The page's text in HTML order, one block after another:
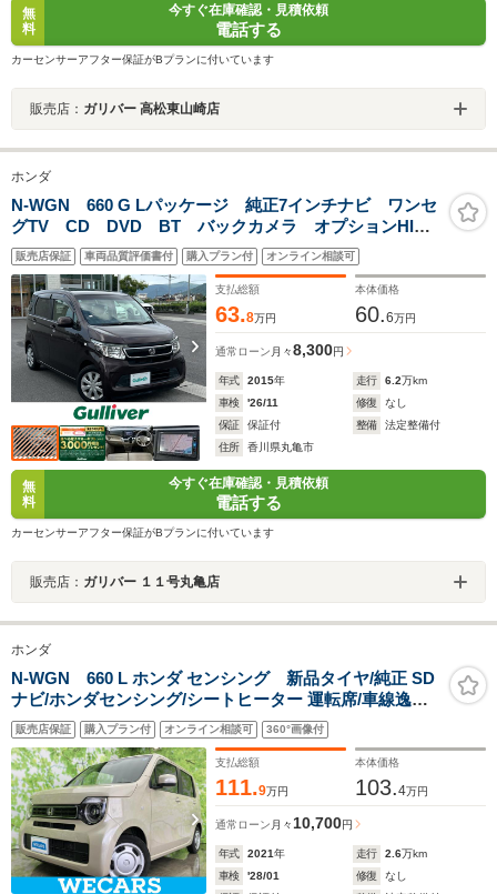
無
料
今すぐ在庫確認・見積依頼
電話する
カーセンサーアフター保証がBプランに付いています
販売店： ガリバー 高松東山崎店
ホンダ
N-WGN 660 G Lパッケージ 純正7インチナビ ワンセ
グTV CD DVD BT バックカメラ オプションHID
ヘッドライト オートライト パワーウインドウ 喫煙車
販売店保証 車両品質評価書付 購入プラン付 オンライン相談可
支払総額
63.8万円
本体価格
60.6万円
通常ローン 月々8,300円
年式 2015年 走行 6.2万km
車検
'26/11 修復
なし
保証
保証付 整備
法定整備付
住所
香川県丸亀市
無
料
今すぐ在庫確認・見積依頼
電話する
カーセンサーアフター保証がBプランに付いています
販売店： ガリバー １１号丸亀店
ホンダ
N-WGN 660 L ホンダ センシング 新品タイヤ/純正 SD
ナビ/ホンダセンシング/シートヒーター 運転席/車線逸脱
防止支援システム/ドライブレコーダー 純正/ヘッドランプ
LED/Bluetooth接続/ETC
販売店保証 購入プラン付 オンライン相談可 360°画像付
支払総額
111.9万円
本体価格
103.4万円
通常ローン 月々 10,700円
年式 2021年 走行 2.6万km
車検
'28/01 修復
なし